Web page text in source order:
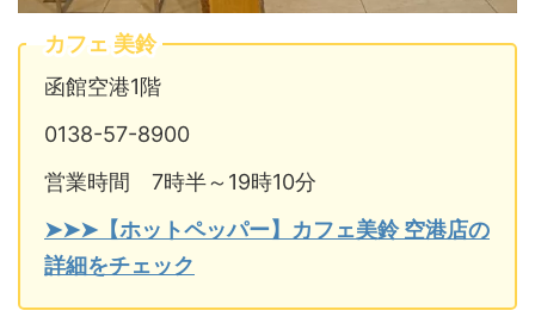
カフェ 美鈴
函館空港1階
0138-57-8900
営業時間 7時半～19時10分
➤➤➤【ホットペッパー】カフェ美鈴 空港店の
詳細をチェック